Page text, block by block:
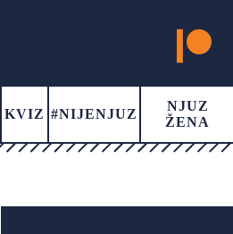
KVIZ #NIJENJUZ
NJUZ
ŽENA